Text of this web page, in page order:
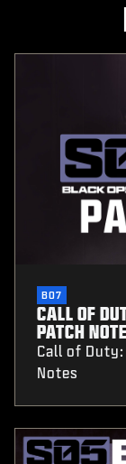
BO7
CALL OF
PATCH
Call of Duty:
Notes